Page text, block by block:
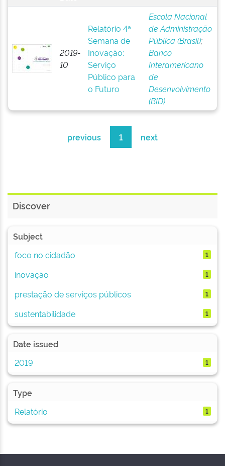
2019-
10
Relatório 4ª
Semana de
Inovação:
Serviço
Público para
o Futuro
Escola Nacional
de Administração
Pública (Brasil);
Banco
Interamericano
de
Desenvolvimento
(BID)
previous 1 next
Discover
Subject
foco no cidadão
1
inovação 1
prestação de serviços públicos 1
sustentabilidade 1
Date issued
2019
1
Type
Relatório
1